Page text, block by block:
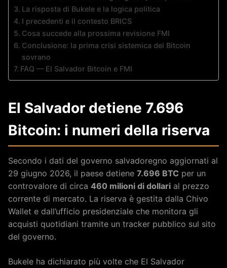
La risposta di Bukele e la logica politica
I precedenti e il contesto BRICS
Cosa succede alla prossima revisione FMI
Conclusione: la prima crisi sistemica del Bitcoin
sovrano
FAQ — El Salvador Bitcoin e FMI
El Salvador detiene 7.696
Bitcoin: i numeri della riserva
Secondo i dati del governo salvadoregno aggiornati al
29 giugno 2026, il paese detiene 7.696 BTC per un
controvalore di circa 460 milioni di dollari al prezzo
corrente di mercato. La riserva è gestita dalla Chivo
Wallet e dall’ufficio presidenziale che monitora gli
acquisti quotidiani tramite un tracker pubblico sul sito
del governo.
Bukele ha dichiarato più volte che El Salvador